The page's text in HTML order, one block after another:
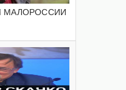
МАЛОРОССИИ